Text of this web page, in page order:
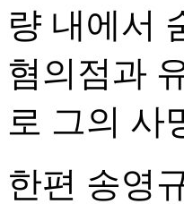
량 내에서
혐의점과
로 그의 사
한편 송영